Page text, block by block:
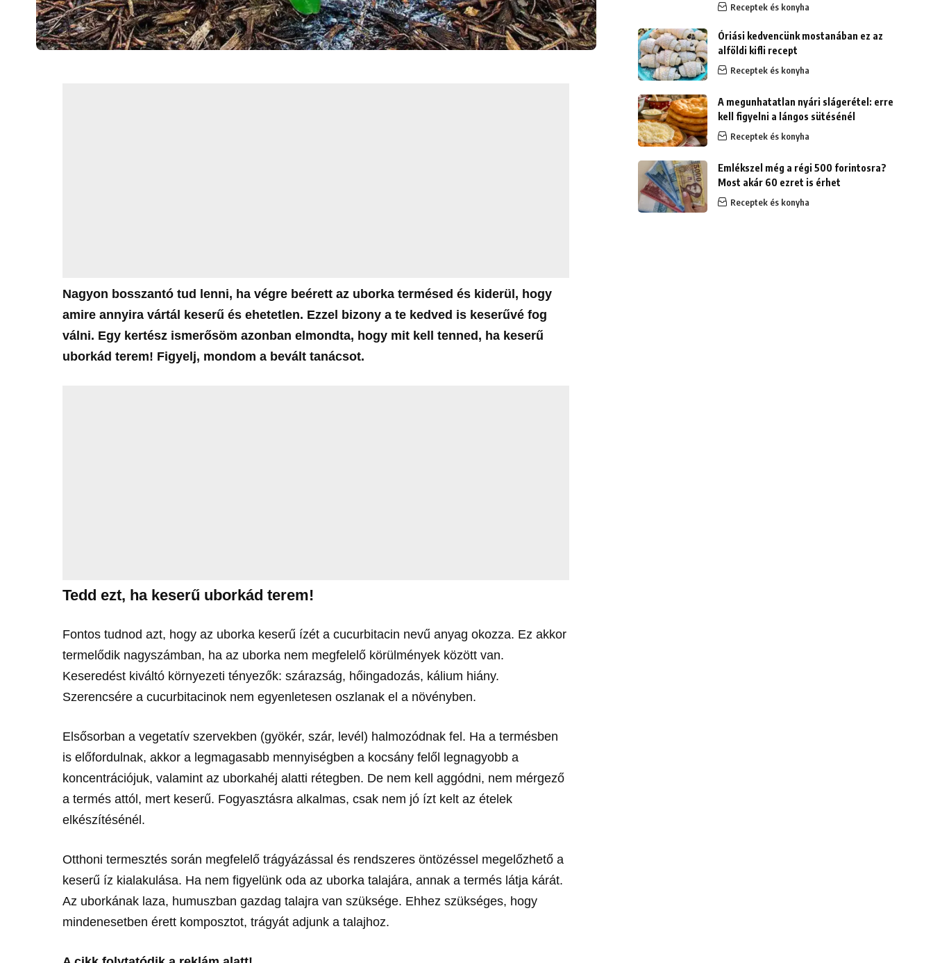
Nagyon bosszantó tud lenni, ha végre beérett az uborka termésed és kiderül, hogy
amire annyira vártál keserű és ehetetlen. Ezzel bizony a te kedved is keserűvé fog
válni. Egy kertész ismerősöm azonban elmondta, hogy mit kell tenned, ha keserű
uborkád terem! Figyelj, mondom a bevált tanácsot.
Tedd ezt, ha keserű uborkád terem!
Fontos tudnod azt, hogy az uborka keserű ízét a cucurbitacin nevű anyag okozza. Ez akkor
termelődik nagyszámban, ha az uborka nem megfelelő körülmények között van.
Keseredést kiváltó környezeti tényezők: szárazság, hőingadozás, kálium hiány.
Szerencsére a cucurbitacinok nem egyenletesen oszlanak el a növényben.
Elsősorban a vegetatív szervekben (gyökér, szár, levél) halmozódnak fel. Ha a termésben
is előfordulnak, akkor a legmagasabb mennyiségben a kocsány felől legnagyobb a
koncentrációjuk, valamint az uborkahéj alatti rétegben. De nem kell aggódni, nem mérgező
a termés attól, mert keserű. Fogyasztásra alkalmas, csak nem jó ízt kelt az ételek
elkészítésénél.
Otthoni termesztés során megfelelő trágyázással és rendszeres öntözéssel megelőzhető a
keserű íz kialakulása. Ha nem figyelünk oda az uborka talajára, annak a termés látja kárát.
Az uborkának laza, humuszban gazdag talajra van szüksége. Ehhez szükséges, hogy
mindenesetben érett komposztot, trágyát adjunk a talajhoz.
Receptek és konyha
Óriási kedvencünk mostanában ez az
alföldi kifli recept
Receptek és konyha
A megunhatatlan nyári slágerétel: erre
kell figyelni a lángos sütésénél
Receptek és konyha
Emlékszel még a régi 500 forintosra?
Most akár 60 ezret is érhet
Receptek és konyha